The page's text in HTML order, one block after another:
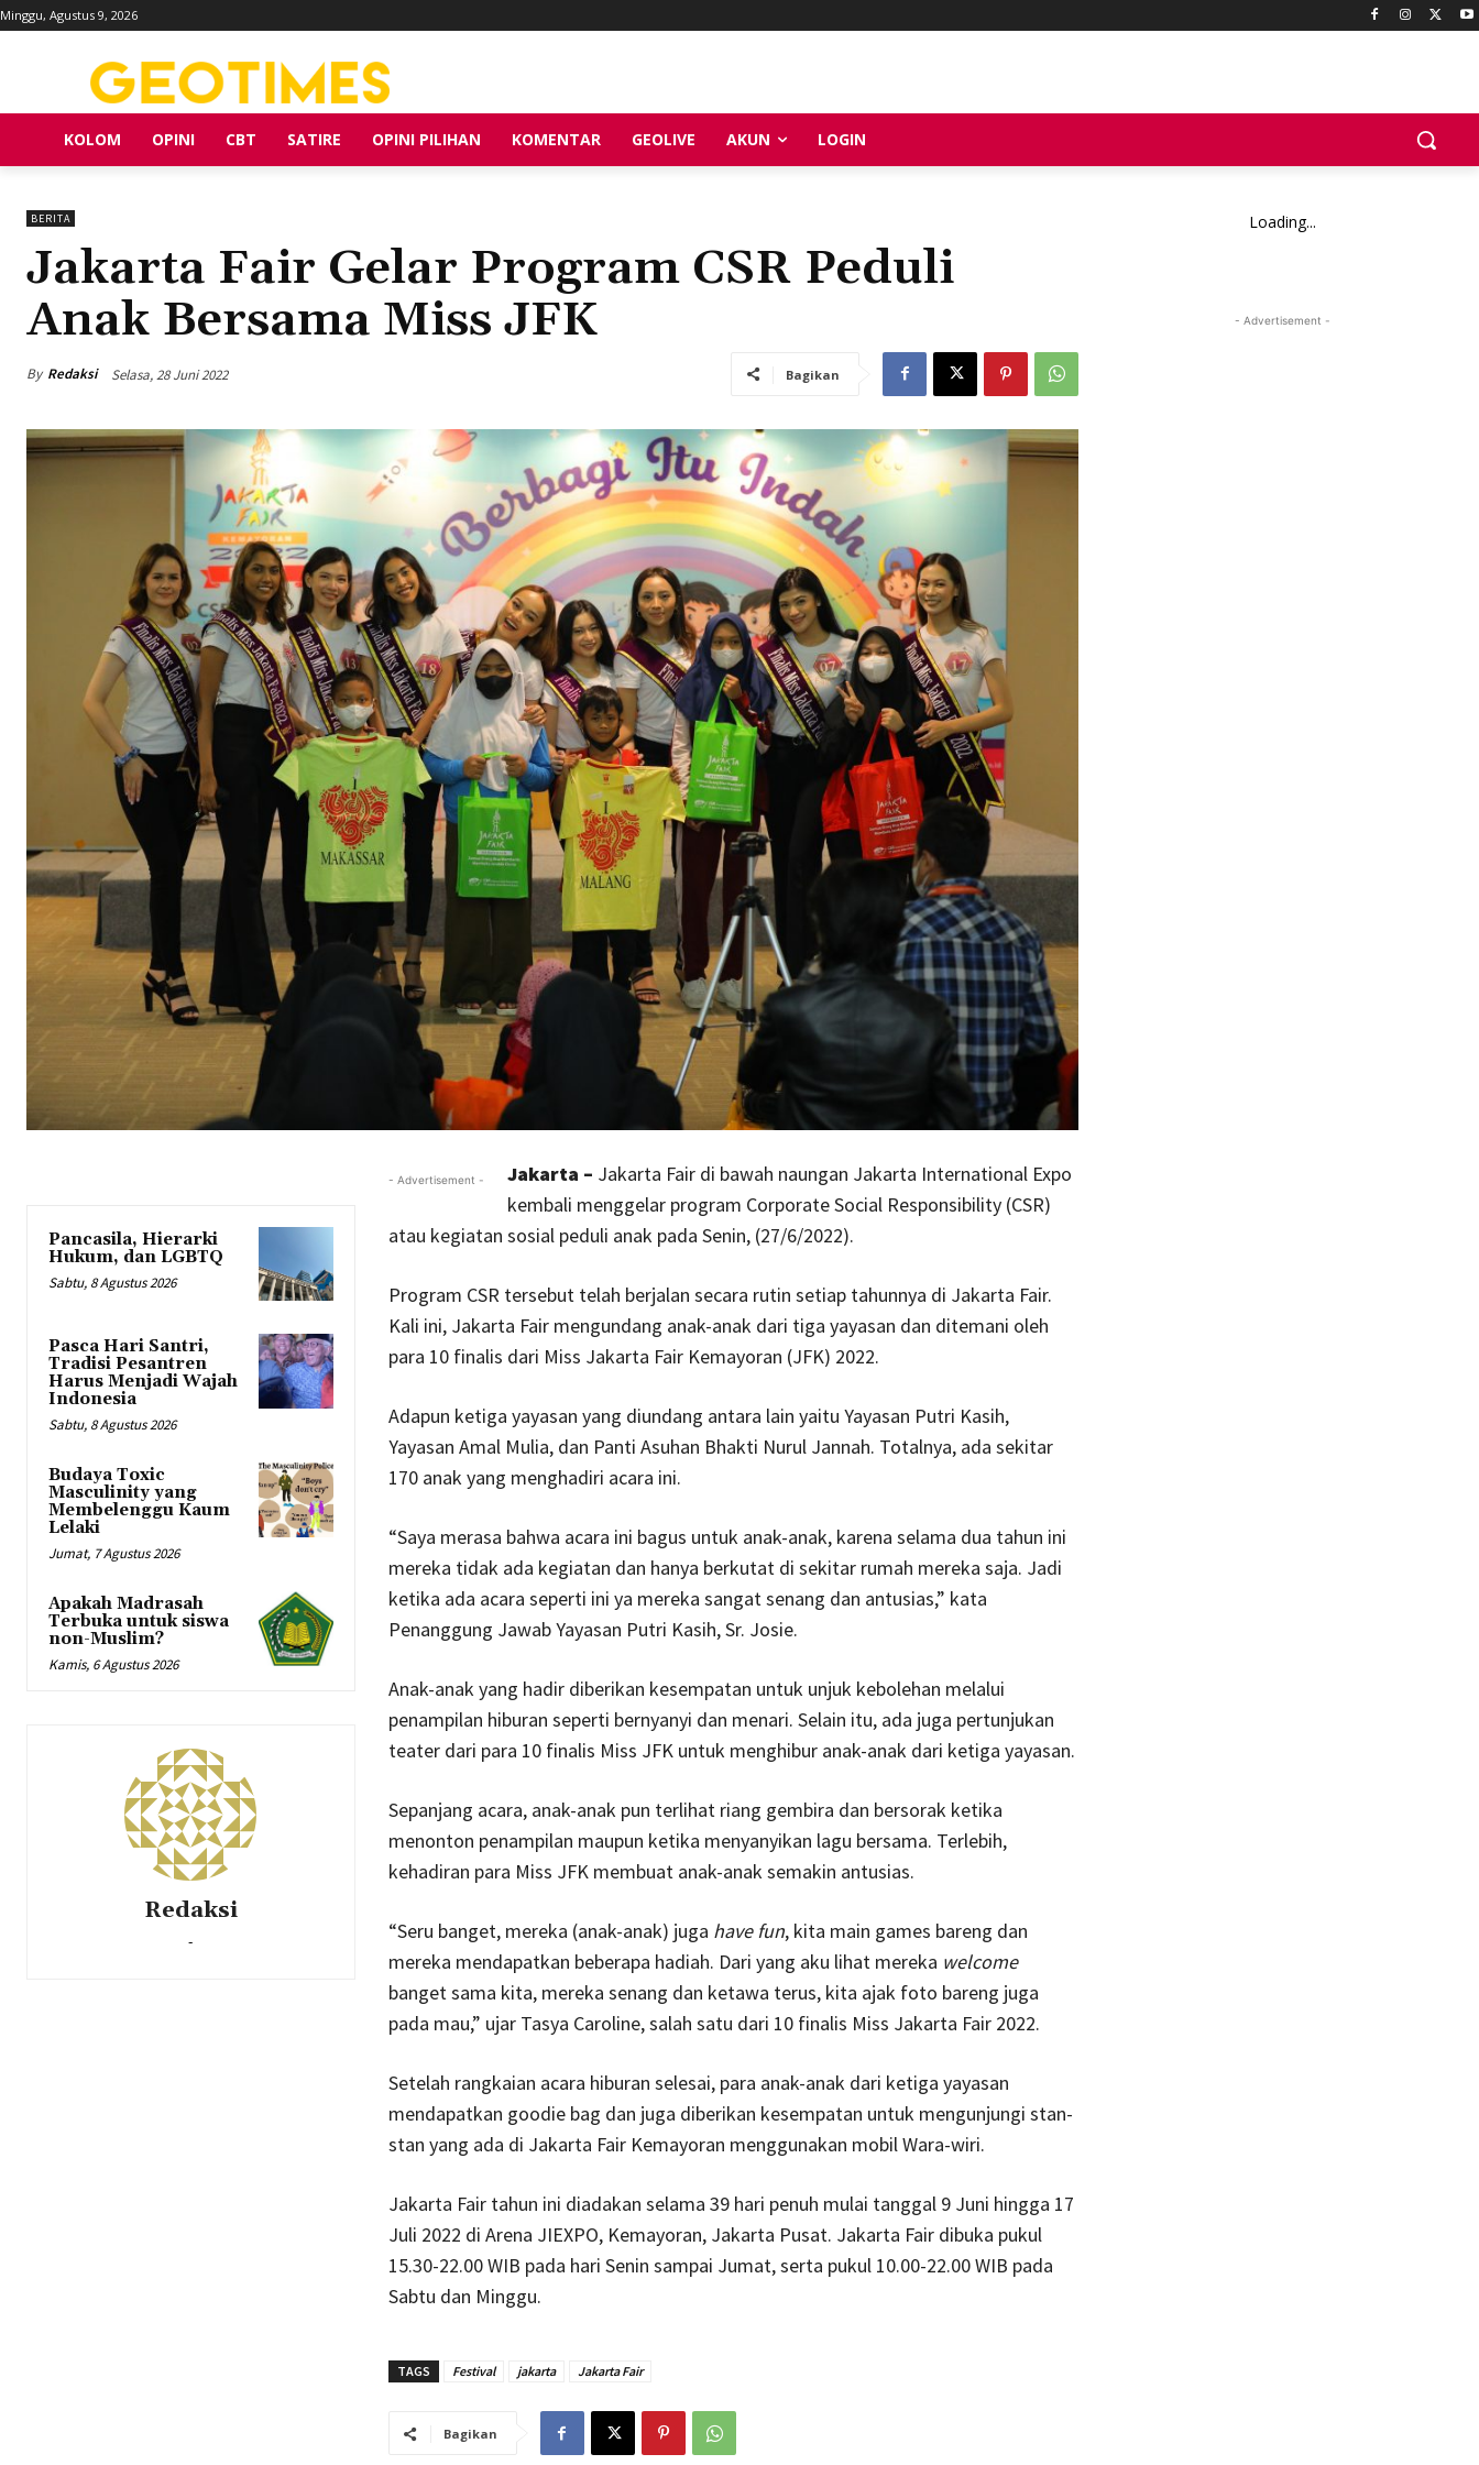
Minggu, Agustus 9, 2026
KOLOM OPINI CBT SATIRE OPINI PILIHAN KOMENTAR GEOLIVE AKUN LOGIN
BERITA
Jakarta Fair Gelar Program CSR Peduli
Anak Bersama Miss JFK
By Redaksi Selasa, 28 Juni 2022 Bagikan
Pancasila, Hierarki
Hukum, dan LGBTQ
Sabtu, 8 Agustus 2026
Pasca Hari Santri,
Tradisi Pesantren
Harus Menjadi Wajah
Indonesia
Sabtu, 8 Agustus 2026
Budaya Toxic
Masculinity yang
Membelenggu Kaum
Lelaki
Jumat, 7 Agustus 2026
Apakah Madrasah
Terbuka untuk siswa
non-Muslim?
Kamis, 6 Agustus 2026
Redaksi
-
- Advertisement - Jakarta – Jakarta Fair di bawah naungan Jakarta International Expo
kembali menggelar program Corporate Social Responsibility (CSR)
atau kegiatan sosial peduli anak pada Senin, (27/6/2022).
Program CSR tersebut telah berjalan secara rutin setiap tahunnya di Jakarta Fair.
Kali ini, Jakarta Fair mengundang anak-anak dari tiga yayasan dan ditemani oleh
para 10 finalis dari Miss Jakarta Fair Kemayoran (JFK) 2022.
Adapun ketiga yayasan yang diundang antara lain yaitu Yayasan Putri Kasih,
Yayasan Amal Mulia, dan Panti Asuhan Bhakti Nurul Jannah. Totalnya, ada sekitar
170 anak yang menghadiri acara ini.
“Saya merasa bahwa acara ini bagus untuk anak-anak, karena selama dua tahun ini
mereka tidak ada kegiatan dan hanya berkutat di sekitar rumah mereka saja. Jadi
ketika ada acara seperti ini ya mereka sangat senang dan antusias,” kata
Penanggung Jawab Yayasan Putri Kasih, Sr. Josie.
Anak-anak yang hadir diberikan kesempatan untuk unjuk kebolehan melalui
penampilan hiburan seperti bernyanyi dan menari. Selain itu, ada juga pertunjukan
teater dari para 10 finalis Miss JFK untuk menghibur anak-anak dari ketiga yayasan.
Sepanjang acara, anak-anak pun terlihat riang gembira dan bersorak ketika
menonton penampilan maupun ketika menyanyikan lagu bersama. Terlebih,
kehadiran para Miss JFK membuat anak-anak semakin antusias.
“Seru banget, mereka (anak-anak) juga have fun, kita main games bareng dan
mereka mendapatkan beberapa hadiah. Dari yang aku lihat mereka welcome
banget sama kita, mereka senang dan ketawa terus, kita ajak foto bareng juga
pada mau,” ujar Tasya Caroline, salah satu dari 10 finalis Miss Jakarta Fair 2022.
Setelah rangkaian acara hiburan selesai, para anak-anak dari ketiga yayasan
mendapatkan goodie bag dan juga diberikan kesempatan untuk mengunjungi stan-
stan yang ada di Jakarta Fair Kemayoran menggunakan mobil Wara-wiri.
Jakarta Fair tahun ini diadakan selama 39 hari penuh mulai tanggal 9 Juni hingga 17
Juli 2022 di Arena JIEXPO, Kemayoran, Jakarta Pusat. Jakarta Fair dibuka pukul
15.30-22.00 WIB pada hari Senin sampai Jumat, serta pukul 10.00-22.00 WIB pada
Sabtu dan Minggu.
TAGS Festival jakarta Jakarta Fair
Bagikan
Loading...
- Advertisement -